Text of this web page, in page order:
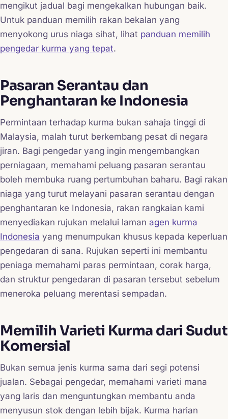
mengikut jadual bagi mengekalkan hubungan baik.
Untuk panduan memilih rakan bekalan yang
menyokong urus niaga sihat, lihat panduan memilih
pengedar kurma yang tepat.
Pasaran Serantau dan
Penghantaran ke Indonesia
Permintaan terhadap kurma bukan sahaja tinggi di
Malaysia, malah turut berkembang pesat di negara
jiran. Bagi pengedar yang ingin mengembangkan
perniagaan, memahami peluang pasaran serantau
boleh membuka ruang pertumbuhan baharu. Bagi rakan
niaga yang turut melayani pasaran serantau dengan
penghantaran ke Indonesia, rakan rangkaian kami
menyediakan rujukan melalui laman agen kurma
Indonesia yang menumpukan khusus kepada keperluan
pengedaran di sana. Rujukan seperti ini membantu
peniaga memahami paras permintaan, corak harga,
dan struktur pengedaran di pasaran tersebut sebelum
meneroka peluang merentasi sempadan.
Memilih Varieti Kurma dari Sudut
Komersial
Bukan semua jenis kurma sama dari segi potensi
jualan. Sebagai pengedar, memahami varieti mana
yang laris dan menguntungkan membantu anda
menyusun stok dengan lebih bijak. Kurma harian